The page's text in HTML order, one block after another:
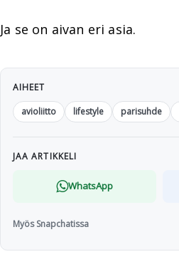
Ja se on aivan eri asia.
AIHEET
avioliitto
lifestyle parisuhde
JAA ARTIKKELI
WhatsApp
Myös Snapchatissa